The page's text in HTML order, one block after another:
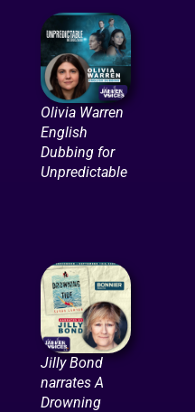
Olivia Warren
English
Dubbing for
Unpredictable
Jilly Bond
narrates A
Drowning